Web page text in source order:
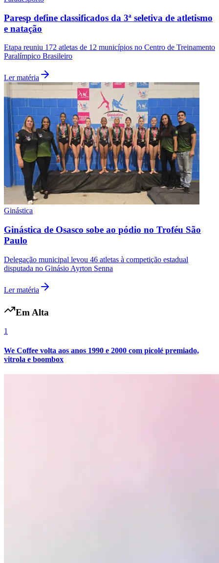
Fluminense
Paresp define classificados da 3ª seletiva de atletismo
e natação
Etapa reuniu 172 atletas de 12 municípios no Centro de Treinamento
Paralímpico Brasileiro
Ler matéria
Ginástica
Ginástica de Osasco sobe ao pódio no Troféu São
Paulo
Delegação municipal levou 46 atletas à competição estadual
disputada no Ginásio Ayrton Senna
Ler matéria
Em Alta
1
We Coffee volta aos anos 1990 e 2000 com picolé premiado,
vitrola e boombox